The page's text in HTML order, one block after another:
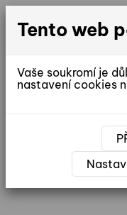
Tento web
Vaše soukromí je
nastavení cookies